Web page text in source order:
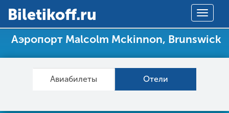
Toggle
Вiletikoff.ru
Аэропорт Malcolm Mckinnon, Brunswick
Авиабилеты Отели